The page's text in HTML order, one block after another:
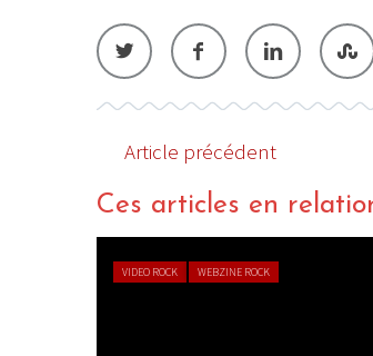
Article précédent
Ces articles en
VIDEO ROCK WEBZINE ROCK